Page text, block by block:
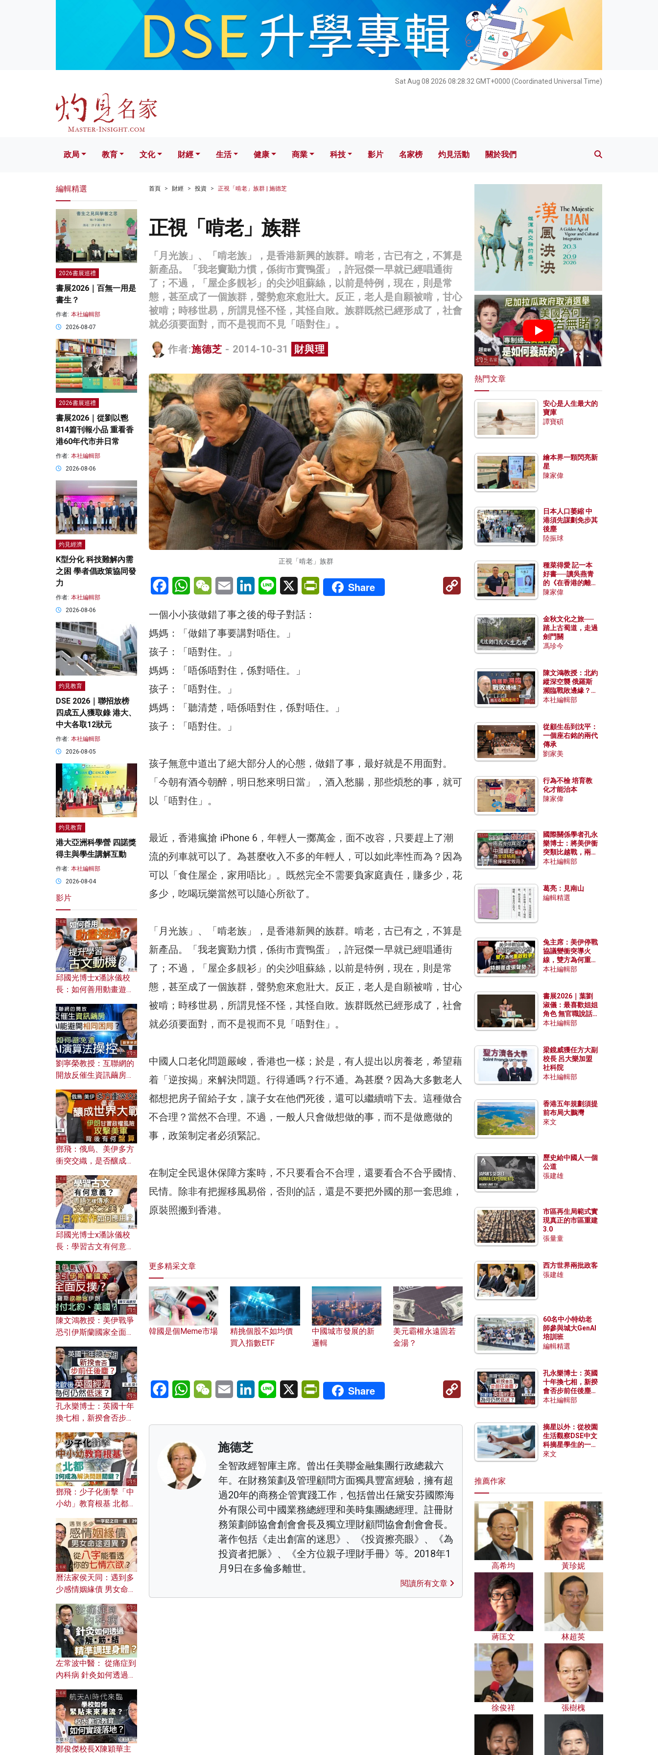
Sat Aug 08 2026 08:28:34 GMT+0000 (Coordinated Universal Time)
文化 財經 生活 健康 科技 影片 名家榜 灼見活動 關於我們
政局 教育 文化 財經 生活 健康 商業 科技 影片 名家榜 灼見活動 關於我們
首頁 財經 投資 正視「啃老」族群 | 施德芝
正視「啃老」族群
「月光族」、「啃老族」，是香港新興的族群。啃老，古已有之，不算是
新產品。「我老竇勤力慣，係街市賣鴨蛋」，許冠傑一早就已經唱通街
了；不過，「屋企多靚衫」的尖沙咀蘇絲，以前是特例，現在，則是常
態，甚至成了一個族群，聲勢愈來愈壯大。反正，老人是自願被啃，甘心
被啃；時移世易，所謂見怪不怪，其怪自敗。族群既然已經形成了，社會
就必須要面對，而不是視而不見「唔對住」。
作者:施德芝 - 2014-10-31 財與理
正視「啃老」族群
FacebookWhatsAppWeChatEmail LinkedInLine X PrintFriendly
Share
Copy
一個小小孩做錯了事之後的母子對話：
媽媽：「做錯了事要講對唔住。」
孩子：「唔對住。」
媽媽：「唔係唔對住，係對唔住。」
孩子：「唔對住。」
媽媽：「聽清楚，唔係唔對住，係對唔住。」
孩子：「唔對住。」
孩子無意中道出了絕大部分人的心態，做錯了事，最好就是不用面對。
「今朝有酒今朝醉，明日愁來明日當」，酒入愁腸，那些煩愁的事，就可
以「唔對住」。
最近，香港瘋搶 iPhone 6，年輕人一擲萬金，面不改容，只要趕上了潮
流的列車就可以了。為甚麼收入不多的年輕人，可以如此率性而為？因為
可以「食住屋企，家用唔比」。既然完全不需要負家庭責任，賺多少，花
多少，吃喝玩樂當然可以隨心所欲了。
「月光族」、「啃老族」，是香港新興的族群。啃老，古已有之，不算是
新產品。「我老竇勤力慣，係街市賣鴨蛋」，許冠傑一早就已經唱通街
了；不過，「屋企多靚衫」的尖沙咀蘇絲，以前是特例，現在，則是常
態，甚至成了一個族群，聲勢愈來愈壯大。反正，老人是自願被啃，甘心
被啃；時移世易，所謂見怪不怪，其怪自敗。族群既然已經形成了，社會
就必須要面對，而不是視而不見「唔對住」。
中國人口老化問題嚴峻，香港也一樣；於是，有人提出以房養老，希望藉
着「逆按揭」來解決問題。行得通嗎？行不通。為甚麼？因為大多數老人
都想把房子留給子女，讓子女在他們死後，還可以繼續啃下去。這種做合
不合理？當然不合理。不過，一般人只會做想做的事，而不是做應做的
事，政策制定者必須緊記。
在制定全民退休保障方案時，不只要看合不合理，還要看合不合乎國情、
民情。除非有把握移風易俗，否則的話，還是不要把外國的那一套思維，
原裝照搬到香港。
更多精采文章
韓國是個Meme市場
精挑個股不如均價
買入指數ETF
中國城市發展的新
邏輯
美元霸權永遠固若
金湯？
FacebookWhatsAppWeChatEmail LinkedInLine X PrintFriendly
Share
Copy
施德芝
全智政經智庫主席。曾出任美聯金融集團行政總裁六
年。在財務策劃及管理顧問方面獨具豐富經驗，擁有超
過20年的商務企管實踐工作，包括曾出任黛安芬國際海
外有限公司中國業務總經理和美時集團總經理。註冊財
務策劃師協會創會會長及獨立理財顧問協會創會會長。
著作包括《走出創富的迷思》、《投資擦亮眼》、《為
投資者把脈》、《全方位親子理財手冊》等。2018年1
月9日在多倫多離世。
閱讀所有文章
編輯精選
2026書展巡禮
書展2026｜百無一用是
書生？
作者: 本社編輯部
2026-08-07
2026書展巡禮
書展2026｜從劉以鬯
814篇刊報小品 重看香
港60年代市井日常
作者: 本社編輯部
2026-08-06
灼見經濟
K型分化 科技難解內需
之困 學者倡政策協同發
力
作者: 本社編輯部
2026-08-06
灼見教育
DSE 2026｜聯招放榜
四成五人獲取錄 港大、
中大各取12狀元
作者: 本社編輯部
2026-08-05
灼見教育
港大亞洲科學營 四諾獎
得主與學生講解互動
作者: 本社編輯部
2026-08-04
影片
邱國光博士x潘詠儀校
長：如何善用動畫遊戲
劉寧榮教授：互聯網的
開放反催生資訊繭房，
何避免遭AI演算法操
控？
鄧飛：俄烏、美伊多方
衝突交織，是否釀成世
風險攻擊美軍，背後有
何盤算？
邱國光博士x潘詠儀校
長：學習古文有何意
文之美？ 日常寫作如何
應用？
陳文鴻教授：美伊戰爭
恐引伊斯蘭國家全面反
對付北約美國？
孔永樂博士：英國十年
換七相，新揆會否步前
濟為何仍然低迷？
鄧飛：少子化衝擊「中
小幼」教育根基 北都如
曆法家侯天同：遇到多
少感情姻緣債 男女命途
的七情六欲？
左常波中醫： 從痛症到
內科病 針灸如何透過解
鄭俊傑校長X陳穎華主
熱門文章
安心是人生最大的
寶庫
譚寶碩
繪本界一顆閃亮新
星
陳家偉
日本人口萎縮 中
港須先謀劃免步其
後塵
陸振球
種菜得愛 記一本
好書──讀吳燕青
的《在香港的離島
種菜》
陳家偉
金秋文化之旅──
踏上古蜀道，走過
劍門關
馮珍今
陳文鴻教授：北約
縱深空襲 俄羅斯
瀕臨戰敗邊緣？中
國零部件能左右戰
本社編輯部
從顧生岳到沈平：
一個座右銘的兩代
傳承
劉家美
行為不檢 培育教
化才能治本
陳家偉
國際關係學者孔永
樂博士：將美伊衝
突類比越戰，兩者
有何異同？中國崛
本社編輯部
葛亮：見南山
編輯精選
兔主席：美伊停戰
協議變衝突導火
線，雙方為何重啟
戰爭？伊朗一早洞
本社編輯部
書展2026｜葉劉
淑儀：最喜歡姐姐
角色 無官職說話
包袱少
本社編輯部
梁鏡威獲任方大副
校長 呂大樂加盟
社科院
本社編輯部
香港五年規劃須提
前布局大鵬灣
來文
歷史給中國人一個
公道
張建雄
市區再生局範式實
現真正的市區重建
3.0
張量童
西方世界兩批政客
張建雄
60名中小特幼老
師參與城大GenAI
培訓班
編輯精選
孔永樂博士：英國
十年換七相，新揆
會否步前任後塵？
脫歐後英國經濟為
本社編輯部
摘星以外：從校園
生活觀察DSE中文
科摘星學生的一點
特質
來文
推薦作家
高希均 黃珍妮
蔣匡文 林超英
徐俊祥 張樹槐